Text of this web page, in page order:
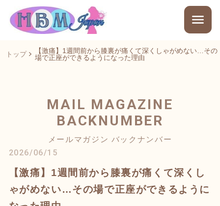
トップ
【激痛】1週間前から膝裏が痛くて深くしゃがめない…その
場で正座ができるようになった理由
MAIL MAGAZINE
BACKNUMBER
メールマガジン バックナンバー
2026/06/15
【激痛】1週間前から膝裏が痛くて深くし
ゃがめない…その場で正座ができるように